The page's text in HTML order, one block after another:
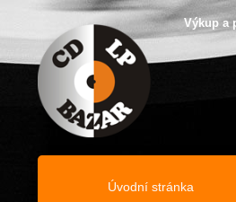
Výkup a
Úvodní stránka
Úvodní stránka